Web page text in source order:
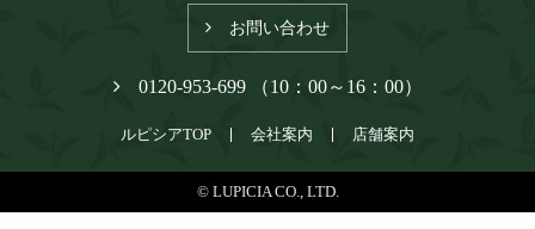
お問い合わせ
0120-953-699 （10：00～16：00）
ルピシアTOP 会社案内 店舗案内
© LUPICIA CO., LTD.